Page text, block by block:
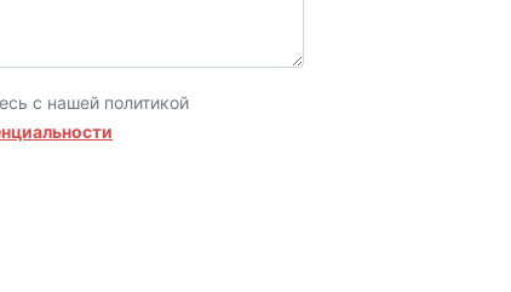
с нашей политикой